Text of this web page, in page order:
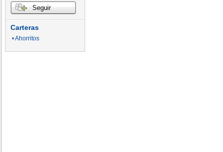
Seguir
Carteras
• Ahorritos